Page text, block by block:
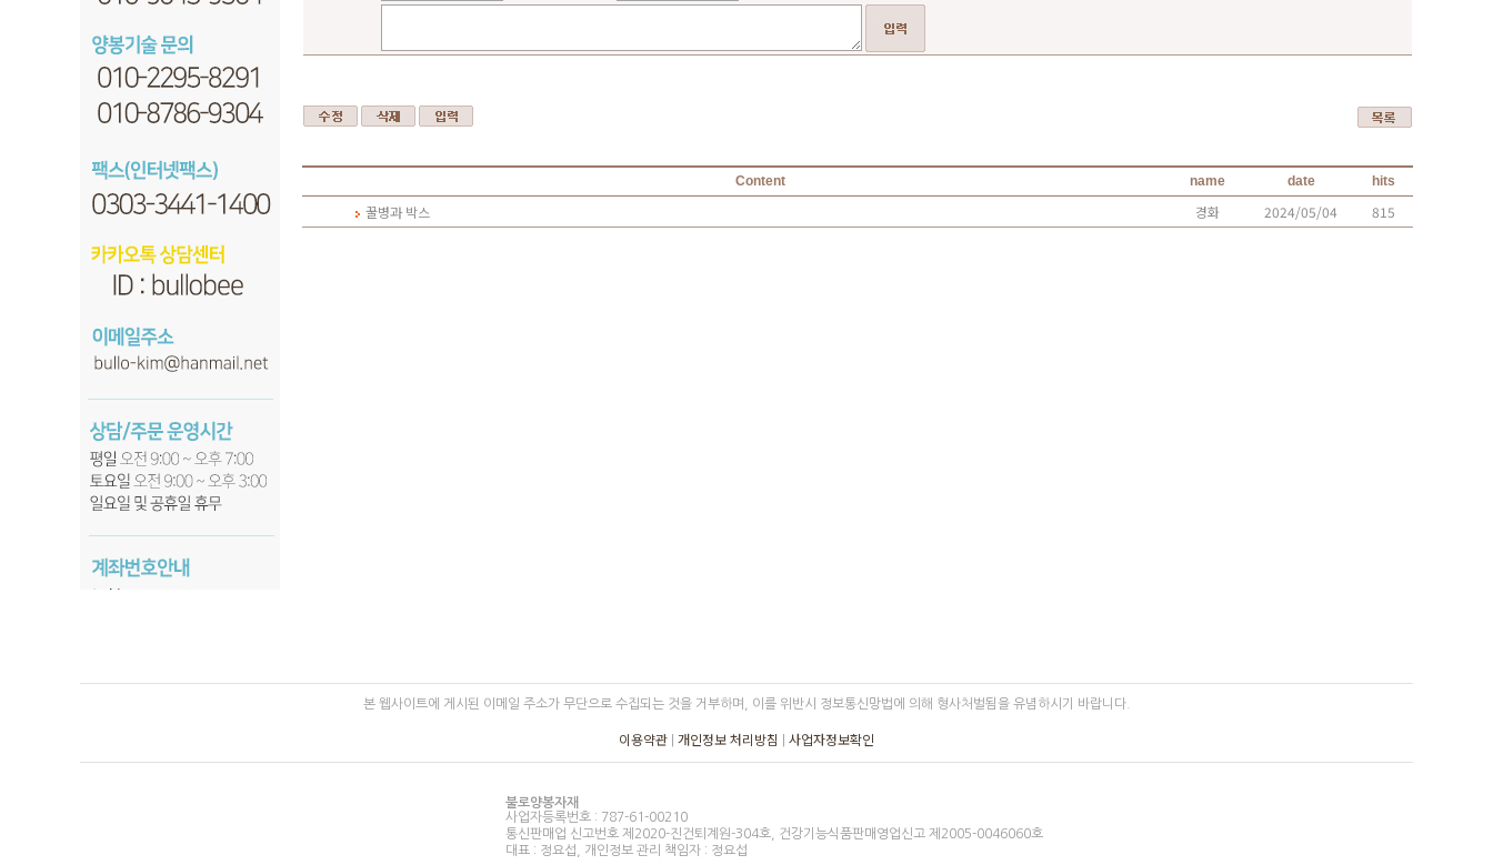
Content name date hits
꿀병과 박스 경화 2024/05/04 815
본 웹사이트에 게시된 이메일 주소가 무단으로 수집되는 것을 거부하며, 이를 위반시 정보통신망법에 의해 형사처벌됨을 유념하시기 바랍니다.
이용약관 개인정보 처리방침 사업자정보확인
불로양봉자재
사업자등록번호 : 787-61-00210
통신판매업 신고번호 제2020-진건퇴계원-304호, 건강기능식품판매영업신고 제2005-0046060호
대표 : 정요섭, 개인정보 관리 책임자 : 정요섭